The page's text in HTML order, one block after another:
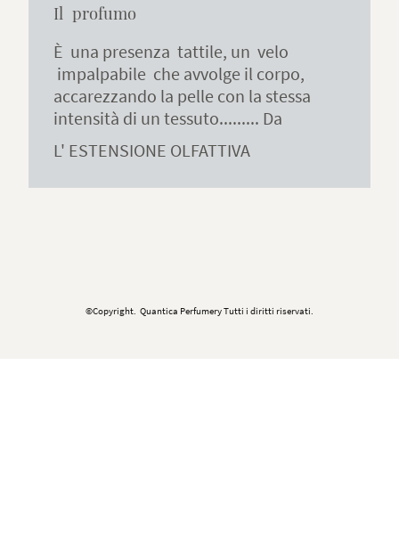
Il profumo
È una presenza tattile, un velo
impalpabile che avvolge il corpo,
accarezzando la pelle con la stessa
intensità di un tessuto......... Da
L' ESTENSIONE OLFATTIVA
©Copyright. Quantica Perfumery Tutti i diritti riservati.